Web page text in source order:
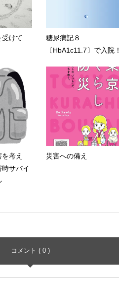
受けて
糖尿病記８
〔HbA1c11.7〕で入院！
考え
サバイ
災害への備え
コメント ( 0 )